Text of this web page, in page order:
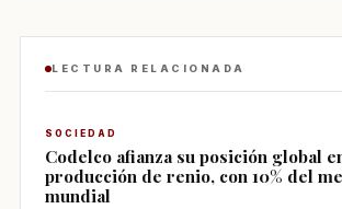
LECTURA RELACIONADA
SOCIEDAD
Codelco afianza su posición global
producción de renio, con 10% del
mundial